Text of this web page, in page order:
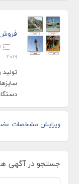
2019
ویرایش مشخصات
جستجو در آگهی